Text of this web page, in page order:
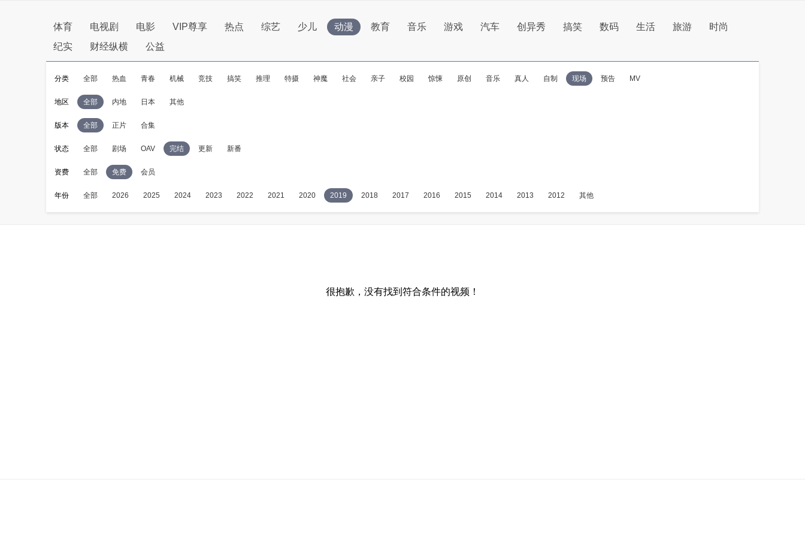
体育 电视剧 电影 VIP尊享 热点 综艺 少儿 动漫 教育 音乐 游戏 汽车 创异秀 搞笑 数码 生活 旅游
时尚
纪实
财经纵横 公益
分类 全部 热血 青春 机械 竞技 搞笑 推理 特摄 神魔 社会 亲子 校园 惊悚 原创 音乐 真人 自制 现场 预告 MV
地区 全部 内地 日本 其他
版本 全部 正片 合集
状态 全部 剧场 OAV 完结 更新 新番
资费 全部 免费 会员
年份 全部 2026 2025 2024 2023 2022 2021 2020 2019 2018 2017 2016 2015 2014 2013 2012 其他
很抱歉，没有找到符合条件的视频！